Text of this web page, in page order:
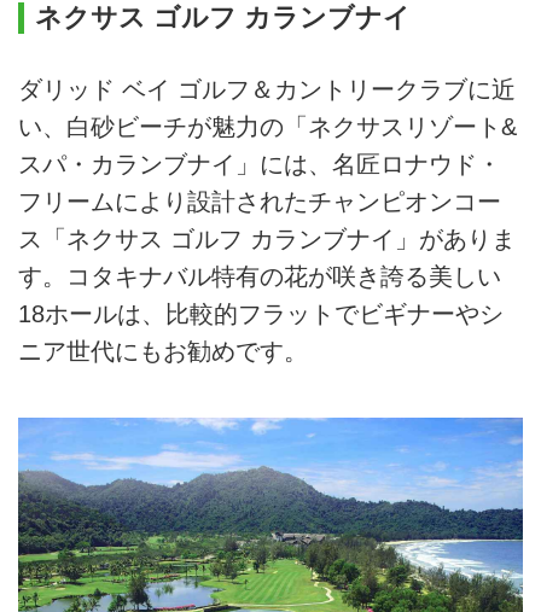
ネクサス ゴルフ カランブナイ
ダリッド ベイ ゴルフ＆カントリークラブに近
い、白砂ビーチが魅力の「ネクサスリゾート&
スパ・カランブナイ」には、名匠ロナウド・
フリームにより設計されたチャンピオンコー
ス「ネクサス ゴルフ カランブナイ」がありま
す。コタキナバル特有の花が咲き誇る美しい
18ホールは、比較的フラットでビギナーやシ
ニア世代にもお勧めです。